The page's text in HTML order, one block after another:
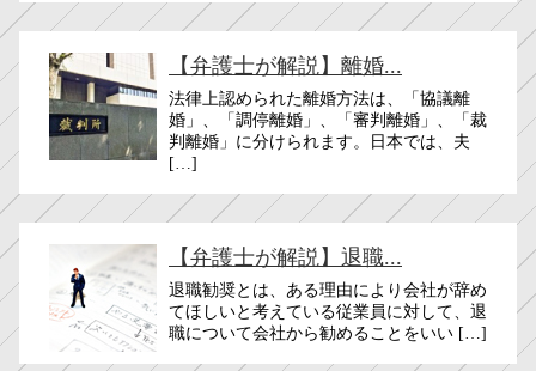
【弁護士が解説】離婚...
法律上認められた離婚方法は、「協議離
婚」、「調停離婚」、「審判離婚」、「裁
判離婚」に分けられます。日本では、夫
[…]
【弁護士が解説】退職...
退職勧奨とは、ある理由により会社が辞め
てほしいと考えている従業員に対して、退
職について会社から勧めることをいい […]